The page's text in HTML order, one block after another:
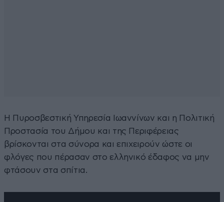
Η Πυροσβεστική Υπηρεσία Ιωαννίνων και η Πολιτική
Προστασία του Δήμου και της Περιφέρειας
βρίσκονται στα σύνορα και επιχειρούν ώστε οι
φλόγες που πέρασαν στο ελληνικό έδαφος να μην
φτάσουν στα σπίτια.